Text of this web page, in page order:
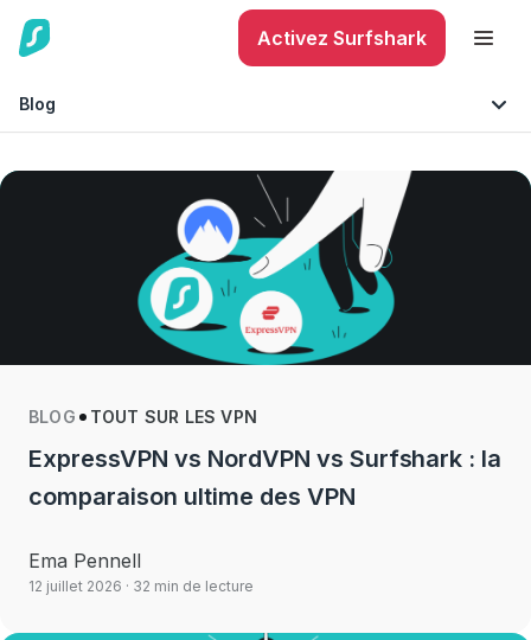
Activez Surfshark
Blog
Astuces et Conseils
Sécurité des appareils mobiles
Sécurité Internet
BLOG TOUT SUR LES VPN
ExpressVPN vs NordVPN vs Surfshark : la
comparaison ultime des VPN
Ema Pennell
12 juillet 2026 · 32 min de lecture